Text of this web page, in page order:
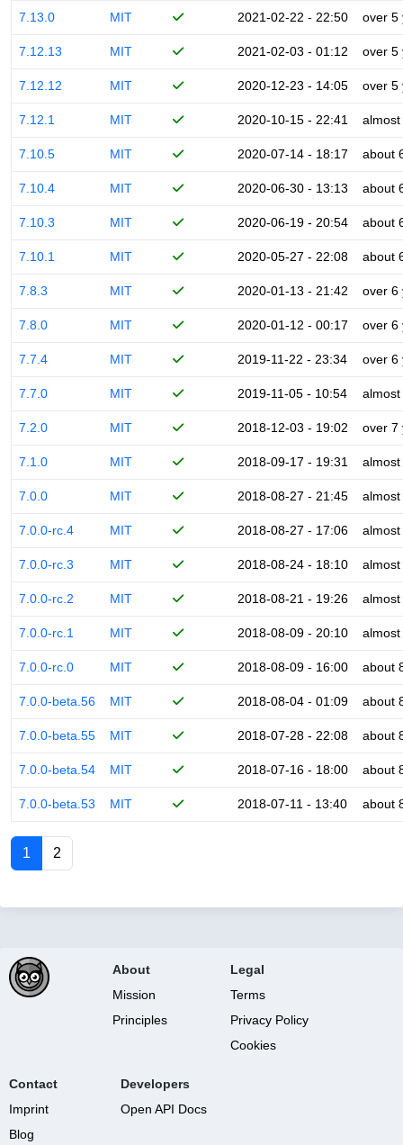
7.13.0 MIT 2021-02-22 - 22:50 over 5
7.12.13 MIT 2021-02-03 - 01:12 over 5
7.12.12 MIT 2020-12-23 - 14:05 over 5
7.12.1 MIT 2020-10-15 - 22:41
7.10.5 MIT 2020-07-14 - 18:17 about
7.10.4 MIT 2020-06-30 - 13:13 about
7.10.3 MIT 2020-06-19 - 20:54 about
7.10.1 MIT 2020-05-27 - 22:08 about
7.8.3 MIT 2020-01-13 - 21:42 over 6
7.8.0 MIT 2020-01-12 - 00:17 over 6
7.7.4 MIT 2019-11-22 - 23:34 over 6
7.7.0 MIT 2019-11-05 - 10:54
7.2.0 MIT 2018-12-03 - 19:02 over 7
7.1.0 MIT 2018-09-17 - 19:31
7.0.0 MIT 2018-08-27 - 21:45
7.0.0-rc.4 MIT 2018-08-27 - 17:06
7.0.0-rc.3 MIT 2018-08-24 - 18:10
7.0.0-rc.2 MIT 2018-08-21 - 19:26
7.0.0-rc.1 MIT 2018-08-09 - 20:10
7.0.0-rc.0 MIT 2018-08-09 - 16:00 about
7.0.0-beta.56 MIT 2018-08-04 - 01:09 about
7.0.0-beta.55 MIT 2018-07-28 - 22:08 about
7.0.0-beta.54 MIT 2018-07-16 - 18:00 about
7.0.0-beta.53 MIT 2018-07-11 - 13:40 about
1 2
About
Mission
Principles
Legal
Terms
Privacy Policy
Cookies
Contact
Imprint
Blog
Developers
Open API Docs